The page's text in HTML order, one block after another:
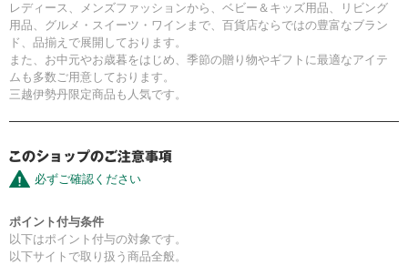
レディース、メンズファッションから、ベビー＆キッズ用品、リビング
用品、グルメ・スイーツ・ワインまで、百貨店ならではの豊富なブラン
ド、品揃えで展開しております。
また、お中元やお歳暮をはじめ、季節の贈り物やギフトに最適なアイテ
ムも多数ご用意しております。
三越伊勢丹限定商品も人気です。
必ずご確認ください
ポイント付与条件
以下はポイント付与の対象です。
以下サイトで取り扱う商品全般。